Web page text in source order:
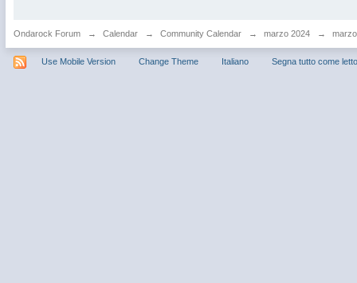
Ondarock Forum → Calendar → Community Calendar → marzo 2024 →
Use Mobile Version Change Theme Italiano Segna tutto come letto